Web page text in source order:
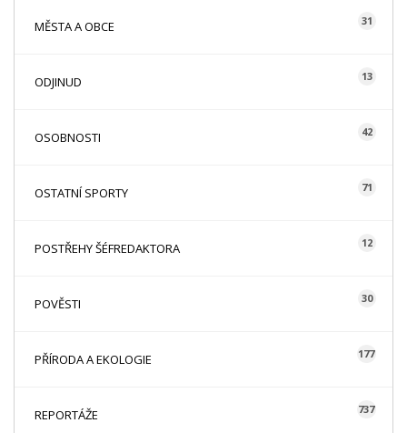
MĚSTA A OBCE 31
ODJINUD 13
OSOBNOSTI 42
OSTATNÍ SPORTY 71
POSTŘEHY ŠÉFREDAKTORA 12
POVĚSTI 30
PŘÍRODA A EKOLOGIE 177
REPORTÁŽE 737